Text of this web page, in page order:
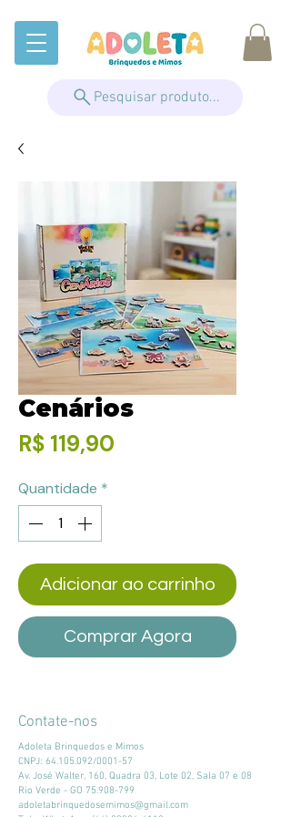
Pesquisar produto...
Cenários
R$ 119,90
Quantidade *
Adicionar ao carrinho
Comprar Agora
Contate-nos
Adoleta Brinquedos e Mimos
CNPJ: 64.105.092/0001-57
Av. José Walter, 160, Quadra 03, Lote 02, Sala 07 e 08
Rio Verde - GO 75.908-799
adoletabrinquedosemimos@gmail.com